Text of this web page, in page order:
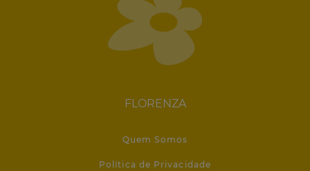
FLORENZA
Quem Somos
Política de Privacidade